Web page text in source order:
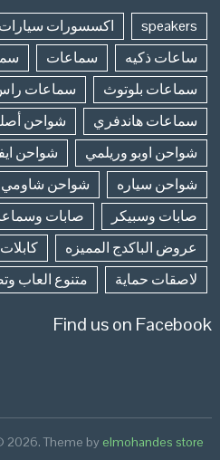
speakers اكسسورات سيارات
ساعات ذكيه
سماعات
سماعات بلوتوث
سماعات
سماعات هاندفري
شواحن
شواحن اوبو وريلمي
شواحن
شواحن سياره
شواحن شاومي
صابات وسبيكر
صابات
عروض الباكدج المميزه
كابلات
لاصقات حماية
متنوع العاب
Find us on Facebook
2026.Theme by elmohandes store